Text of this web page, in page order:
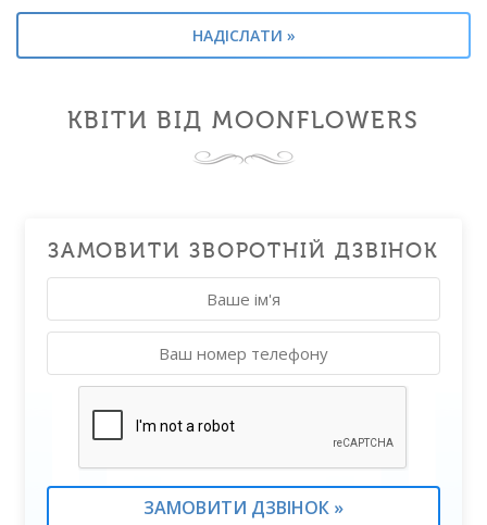
КВІТИ ВІД MOONFLOWERS
ЗАМОВИТИ ЗВОРОТНІЙ ДЗВІНОК